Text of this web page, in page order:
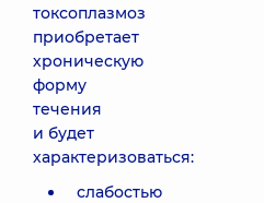
токсоплазмоз
приобретает
хроническую
форму
течения
и будет
характеризоваться:
слабостью